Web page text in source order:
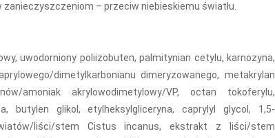
– przeciw niebieskiemu światłu.
uwodorniony poliizobuten, palmitynian cetylu, karnozyna,
dimetylkarbonianu dimeryzowanego, metakrylan
amoniak akrylowodimetylowy/VP, octan tokoferylu,
butylen glikol, etylheksylgliceryna, caprylyl glycol, 1,5-
liści/stem Cistus incanus, ekstrakt z liści/stem